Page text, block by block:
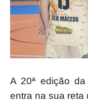
A 20ª edição
entra na sua reta